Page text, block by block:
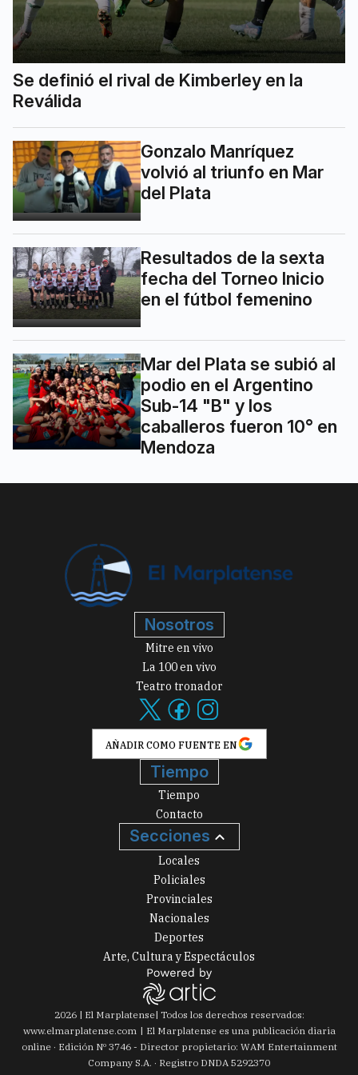
Se definió el rival de Kimberley en la
Reválida
Gonzalo Manríquez
volvió al triunfo en Mar
del Plata
Resultados de la sexta
fecha del Torneo Inicio
en el fútbol femenino
Mar del Plata se subió al
podio en el Argentino
Sub-14 "B" y los
caballeros fueron 10° en
Mendoza
Nosotros
Mitre en vivo
La 100 en vivo
Teatro tronador
AÑADIR COMO FUENTE EN
Tiempo
Tiempo
Contacto
Secciones
Locales
Policiales
Provinciales
Nacionales
Deportes
Arte, Cultura y Espectáculos
2026| El Marplatense| Todos los derechos reservados:
www.elmarplatense.com
El Marplatense es una publicación diaria
online · Edición Nº 3746- Director propietario: WAM Entertainment
Company S.A. · Registro DNDA 5292370